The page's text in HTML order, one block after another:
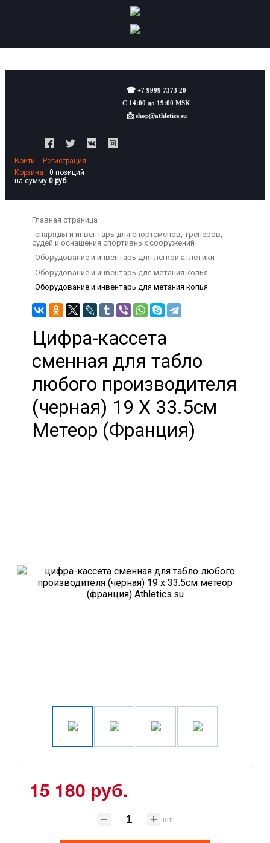
☎ +7 9999 7373 20
С 14:00 до 19:00 MSK
📩 shop@athletics.su
Войти
Регистрация
Корзина
0 позиций
на сумму 0 руб.
Главная страница
снаряды и инвентарь для спортсменов, тренеров,
судей и оснащения спортивных сооружений
Оборудование и инвентарь для легкой атлетики
Оборудование и инвентарь для метания копья
Оборудование и инвентарь для метания копья
Цифра-кассета
сменная для табло
любого производителя
(черная) 19 X 33.5см
Метеор (Франция)
15 180 руб.
шт